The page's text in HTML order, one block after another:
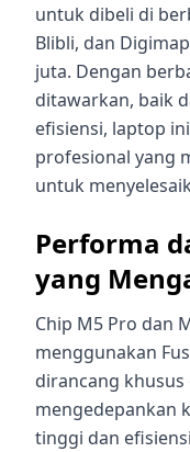
untuk dibeli di
Blibli, dan
juta. Dengan
ditawarkan, baik
efisiensi, laptop
profesional yang
untuk
Performa
yang
Chip M5 Pro dan
menggunakan
dirancang
mengedepankan
tinggi dan